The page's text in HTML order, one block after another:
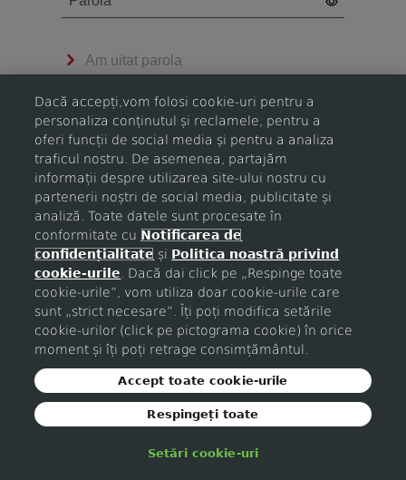
Am uitat parola
Login
Nu esti inregistrat?
Dacă accepți,vom folosi cookie-uri pentru a
personaliza conținutul și reclamele, pentru a
oferi funcții de social media și pentru a analiza
traficul nostru. De asemenea, partajăm
informații despre utilizarea site-ului nostru cu
partenerii noștri de social media, publicitate și
analiză. Toate datele sunt procesate în
conformitate cu Notificarea de
confidențialitate și Politica noastră privind
cookie-urile . Dacă dai click pe „Respinge toate
cookie-urile”, vom utiliza doar cookie-urile care
sunt „strict necesare”. Îți poți modifica setările
cookie-urilor (click pe pictograma cookie) în orice
moment și îți poți retrage consimțământul.
Setări cookie-uri
Respingeți toate
Accept toate cookie-urile